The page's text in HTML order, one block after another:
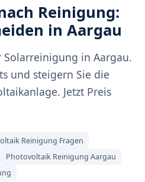
Reinigung:
in Aargau
Solarreinigung in Aargau.
und steigern Sie die
Jetzt Preis
Reinigung Fragen
Photovoltaik Reinigung Aargau